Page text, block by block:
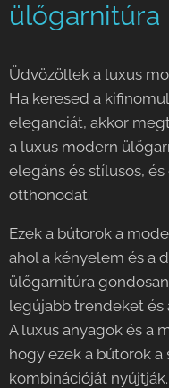
ülőgarnitúra
Üdvözöllek a luxus
Ha keresed a
eleganciát, akkor
a luxus modern
elegáns és stílusos,
otthonodat.
Ezek a bútorok a
ahol a kényelem és a
ülőgarnitúra
legújabb trendeket
A luxus anyagok és a
hogy ezek a bútorok
kombinációját nyújtják.